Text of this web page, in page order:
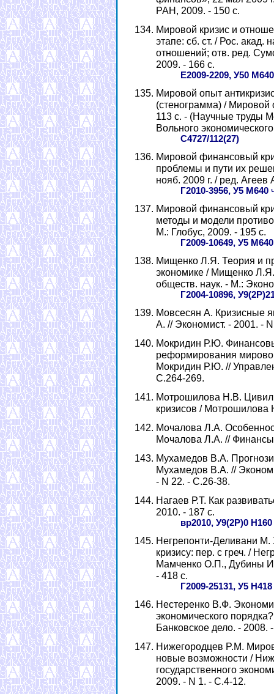
РАН, 2009. - 150 с.
Мировой кризис и
этапе: сб. ст. / Рос. акад.
отношений; отв. ред.
2009. - 166 с.
Е2009-2209, У50 М640
Мировой опыт
(стенограмма) /
113 с. - (Научные труды
Вольного
С4727/112(27)
Мировой финансовый
проблемы и пути их
нояб. 2009 г. / ред.
Г2010-3956, У5 М640
Мировой финансовый
методы и модели
М.: Глобус, 2009. - 195 с.
Г2009-10649, У5 М640
Мищенко Л.Я. Теория и
экономике / Мищенко
обществ. наук. - М.:
Г2004-10896,
Мовсесян А. Кризисные
А. // Экономист. - 2001. -
Мокридин Р.Ю.
реформирования
Мокридин Р.Ю. //
С.264-269.
Мотрошилова Н.В.
кризисов /
Мочалова Л.А.
Мочалова Л.А. // Финансы
Мухамедов В.А.
Мухамедов В.А. //
- N 22. - С.26-38.
Нагаев Р.Т. Как
2010. - 187 с.
вр2010, У9(2Р)0 Н160
Негрепонти-Деливани М.
кризису: пер. с греч. /
Мамченко О.П., Дубины
- 418 с.
Г2009-25131, У5 Н418
Нестеренко В.Ф.
экономического
Банковское дело. - 2008.
Нижегородцев P.M.
новые возможности /
государственного
2009. - N 1. - С.4-12.